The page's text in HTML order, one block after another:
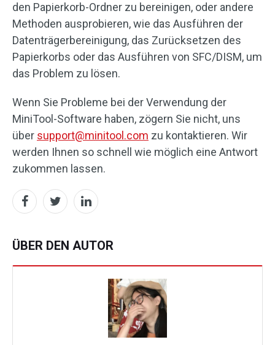
den Papierkorb-Ordner zu bereinigen, oder andere
Methoden ausprobieren, wie das Ausführen der
Datenträgerbereinigung, das Zurücksetzen des
Papierkorbs oder das Ausführen von SFC/DISM, um
das Problem zu lösen.
Wenn Sie Probleme bei der Verwendung der
MiniTool-Software haben, zögern Sie nicht, uns
über support@minitool.com zu kontaktieren. Wir
werden Ihnen so schnell wie möglich eine Antwort
zukommen lassen.
ÜBER DEN AUTOR